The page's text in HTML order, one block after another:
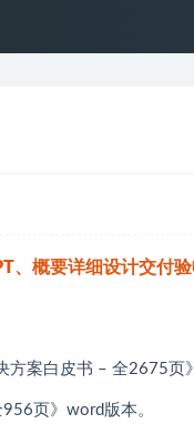
、概要详细设计交付
案白皮书 – 全2675页
页》word版本。